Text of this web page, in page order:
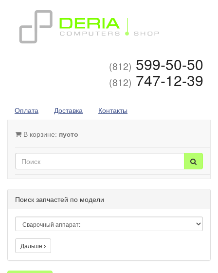
(812) 599-50-50
(812) 747-12-39
Оплата Доставка Контакты
В корзине: пусто
Поиск запчастей по модели
Дальше